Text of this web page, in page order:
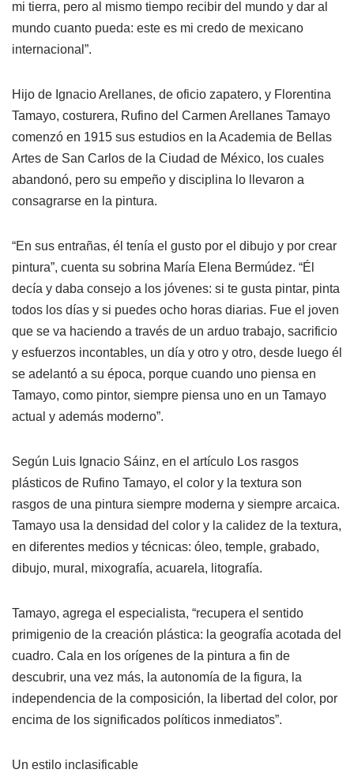
mi tierra, pero al mismo tiempo recibir del mundo y dar al
mundo cuanto pueda: este es mi credo de mexicano
internacional”.
Hijo de Ignacio Arellanes, de oficio zapatero, y Florentina
Tamayo, costurera, Rufino del Carmen Arellanes Tamayo
comenzó en 1915 sus estudios en la Academia de Bellas
Artes de San Carlos de la Ciudad de México, los cuales
abandonó, pero su empeño y disciplina lo llevaron a
consagrarse en la pintura.
“En sus entrañas, él tenía el gusto por el dibujo y por crear
pintura”, cuenta su sobrina María Elena Bermúdez. “Él
decía y daba consejo a los jóvenes: si te gusta pintar, pinta
todos los días y si puedes ocho horas diarias. Fue el joven
que se va haciendo a través de un arduo trabajo, sacrificio
y esfuerzos incontables, un día y otro y otro, desde luego él
se adelantó a su época, porque cuando uno piensa en
Tamayo, como pintor, siempre piensa uno en un Tamayo
actual y además moderno”.
Según Luis Ignacio Sáinz, en el artículo Los rasgos
plásticos de Rufino Tamayo, el color y la textura son
rasgos de una pintura siempre moderna y siempre arcaica.
Tamayo usa la densidad del color y la calidez de la textura,
en diferentes medios y técnicas: óleo, temple, grabado,
dibujo, mural, mixografía, acuarela, litografía.
Tamayo, agrega el especialista, “recupera el sentido
primigenio de la creación plástica: la geografía acotada del
cuadro. Cala en los orígenes de la pintura a fin de
descubrir, una vez más, la autonomía de la figura, la
independencia de la composición, la libertad del color, por
encima de los significados políticos inmediatos”.
Un estilo inclasificable